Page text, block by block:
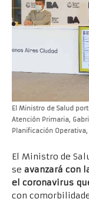
El Ministro de Salud
Atención Primaria,
Planificación
El Ministro de
se avanzará con
el coronavirus
con